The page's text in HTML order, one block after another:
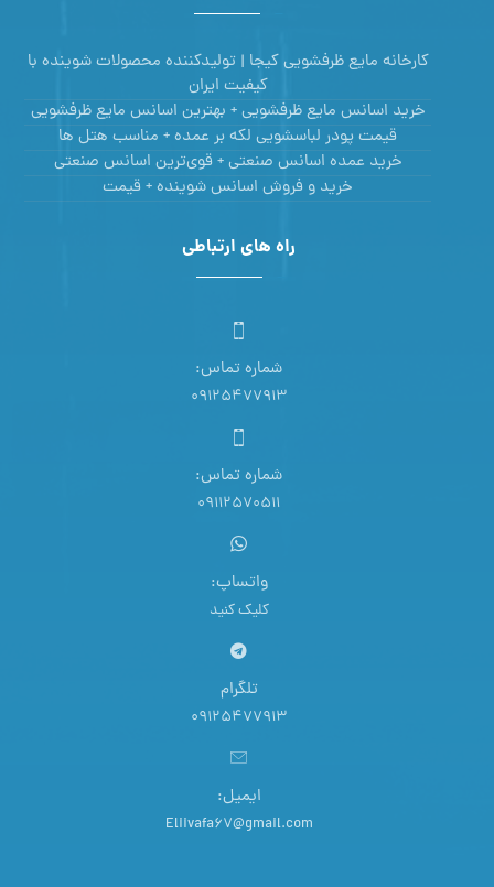
کارخانه مایع ظرفشویی کیجا | تولیدکننده محصولات شوینده با
کیفیت ایران
خرید اسانس مایع ظرفشویی + بهترین اسانس مایع ظرفشویی
قیمت پودر لباسشویی لکه بر عمده + مناسب هتل ها
خرید عمده اسانس صنعتی + قوی‌ترین اسانس‌ صنعتی
خرید و فروش اسانس شوینده + قیمت
راه های ارتباطی
شماره تماس:
09125477913
شماره تماس:
09112570511
واتساپ:
کلیک کنید
تلگرام
09125477913
ایمیل:
Eliivafa67@gmail.com